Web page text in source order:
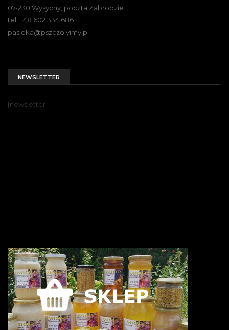
07-230 Wysychy, poczta Zabrodzie
tel. +48 602 334 686
pasieka@pszczolyimy.pl
NEWSLETTER
[newsletter]